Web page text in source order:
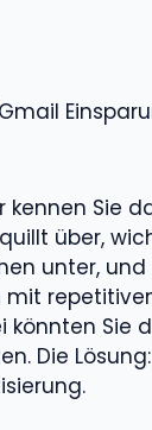
kennen Sie
über,
unter, und
könnten Sie
Die